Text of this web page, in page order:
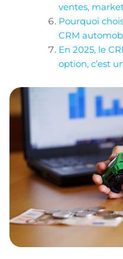
ventes,
Pourquoi
CRM
En 2025, le
option, c’est